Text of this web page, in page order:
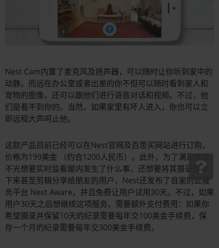
Nest Cam内置了麦克风及扬声器，可以随时让你听到家中的
动静。而远在办公室或者出差的你不但可以随时看到家人和
宠物的图像，还可以跟他们进行语音对话和视频。不过，他
们是看不到你的。当然，如果家里有坏人进入，你也可以立
即远程大声呵止他。
这款产品目前已经可以在Nest官网及百思买网站进行订购，
价格为199美金 （约合1200人民币）。此外，为了满足那些
不光想要实时监看屋内发生了什么事，还想要将其摄录保存
下来甚至剪辑分享给朋友的用户，Nest还发布了自家的云服
务平台 Nest Aware，并且免费让用户试用30天。不过，如果
用户30天之后想继续这项服务，需要额外支付费用：如果你
希望摄录并保留10天的纪录需要每年交100美金手续费，保
存一个月的纪录需要每年交300美金手续费。